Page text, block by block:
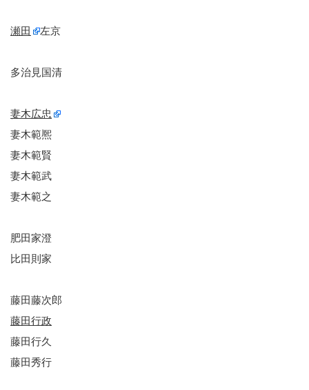
瀬田 左京
多治見国清
妻木広忠
妻木範熈
妻木範賢
妻木範武
妻木範之
肥田家澄
比田則家
藤田藤次郎
藤田行政
藤田行久
藤田秀行